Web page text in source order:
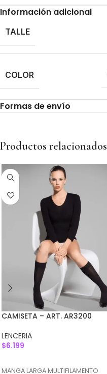
Información adicional
TALLE
COLOR
Formas de envío
Productos relacionados
CAMISETA – ART. AR3200
LENCERIA
$6.199
MANGA LARGA MULTIFILAMENTO